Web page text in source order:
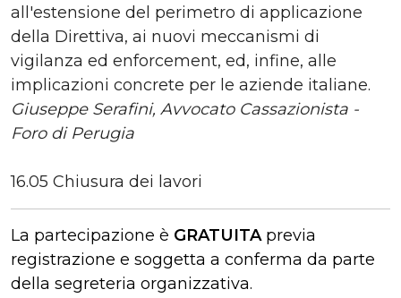
all'estensione del perimetro di applicazione
della Direttiva, ai nuovi meccanismi di
vigilanza ed enforcement, ed, infine, alle
implicazioni concrete per le aziende italiane.
Giuseppe Serafini, Avvocato Cassazionista -
Foro di Perugia
16.05 Chiusura dei lavori
La partecipazione è GRATUITA previa
registrazione e soggetta a conferma da parte
della segreteria organizzativa.